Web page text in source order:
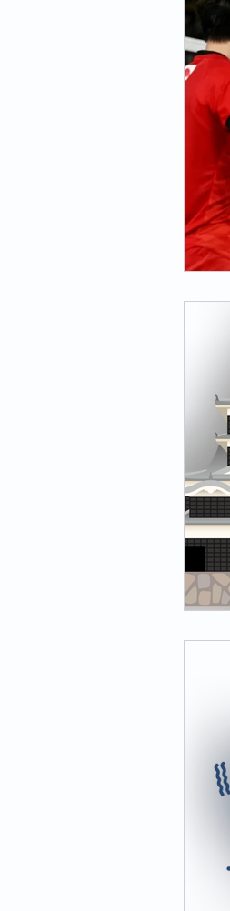
弘明
季節
横浜
毎日